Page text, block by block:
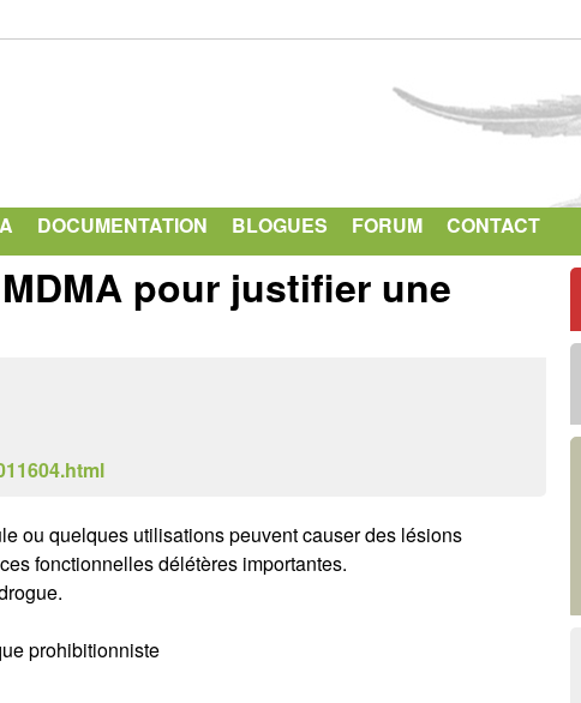
DOCUMENTATION BLOGUES FORUM CONTACT
pour justifier une
ou quelques utilisations peuvent causer des lésions
fonctionnelles délétères importantes.
prohibitionniste